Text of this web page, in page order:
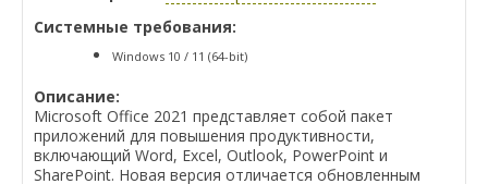
Системные требования:
Windows 10 / 11 (64-bit)
Описание:
Microsoft Office 2021 представляет собой пакет
приложений для повышения продуктивности,
включающий Word, Excel, Outlook, PowerPoint и
SharePoint. Новая версия отличается обновленным